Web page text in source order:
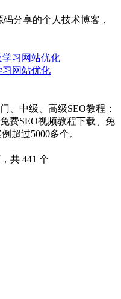
分享的个人技术博客，
习网站优化
、中级、高级SEO教程；
费SEO视频教程下载、免
超过5000多个。
共 441 个